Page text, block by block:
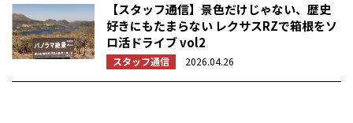
【スタッフ通信】景色だけじゃない、歴史
好きにもたまらない レクサスRZで箱根をソ
ロ活ドライブ vol2
スタッフ通信 2026.04.26